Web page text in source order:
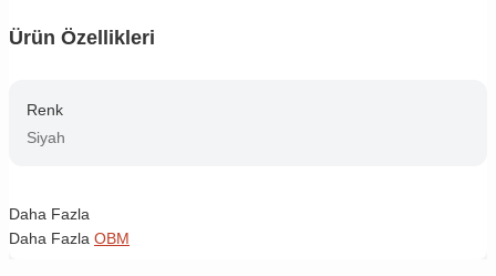
Ürün Özellikleri
Renk
Siyah
Daha Fazla
Daha Fazla OBM